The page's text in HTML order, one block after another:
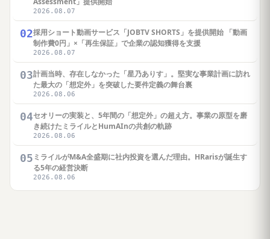
2026.08.07
02採用ショート動画サービス「JOBTV SHORTS」を提供開始 「動画
制作費0円」×「再生保証」で企業の認知獲得を支援
2026.08.07
03計画当時、存在しなかった「星乃ありす」。堅実な事業計画に訪れ
た最大の「想定外」を突破した要件定義の舞台裏
2026.08.06
04セオリーの実装と、5年間の「想定外」の超え方。事業の原型を磨
き続けたミライルとHumAInの共創の軌跡
2026.08.06
05 ミライルがM&A全盛期に社内投資を選んだ理由。HRarisが誕生す
る5年の経営決断
2026.08.06